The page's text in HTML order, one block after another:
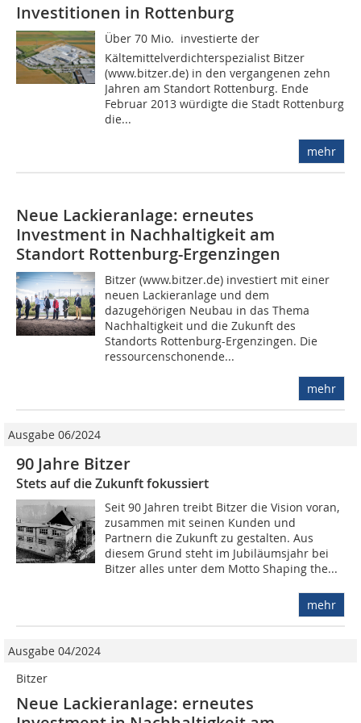
Investitionen in Rottenburg
Über 70 Mio.  investierte der
Kältemittelverdichterspezialist Bitzer
(www.bitzer.de) in den vergangenen zehn
Jahren am Standort Rottenburg. Ende
Februar 2013 würdigte die Stadt Rottenburg
die...
mehr
Neue Lackieranlage: erneutes
Investment in Nachhaltigkeit am
Standort Rottenburg-Ergenzingen
Bitzer (www.bitzer.de) investiert mit einer
neuen Lackieranlage und dem
dazugehörigen Neubau in das Thema
Nachhaltigkeit und die Zukunft des
Standorts Rottenburg-Ergenzingen. Die
ressourcenschonende...
mehr
Ausgabe 06/2024
90 Jahre Bitzer
Stets auf die Zukunft fokussiert
Seit 90 Jahren treibt Bitzer die Vision voran,
zusammen mit seinen Kunden und
Partnern die Zukunft zu gestalten. Aus
diesem Grund steht im Jubiläumsjahr bei
Bitzer alles unter dem Motto Shaping the...
mehr
Ausgabe 04/2024
Bitzer
Neue Lackieranlage: erneutes